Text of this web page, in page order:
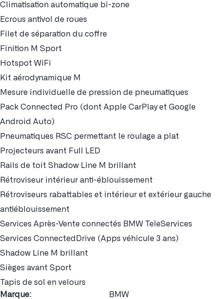
Climatisation automatique bi-zone
Ecrous antivol de roues
Filet de séparation du coffre
Finition M Sport
Hotspot WiFi
Kit aérodynamique M
Mesure individuelle de pression de pneumatiques
Pack Connected Pro (dont Apple CarPlay et Google
Android Auto)
Pneumatiques RSC permettant le roulage a plat
Projecteurs avant Full LED
Rails de toit Shadow Line M brillant
Rétroviseur intérieur anti-éblouissement
Rétroviseurs rabattables et intérieur et extérieur gauche
antiéblouissement
Services Après-Vente connectés BMW TeleServices
Services ConnectedDrive (Apps véhicule 3 ans)
Shadow Line M brillant
Sièges avant Sport
Tapis de sol en velours
Marque:
BMW